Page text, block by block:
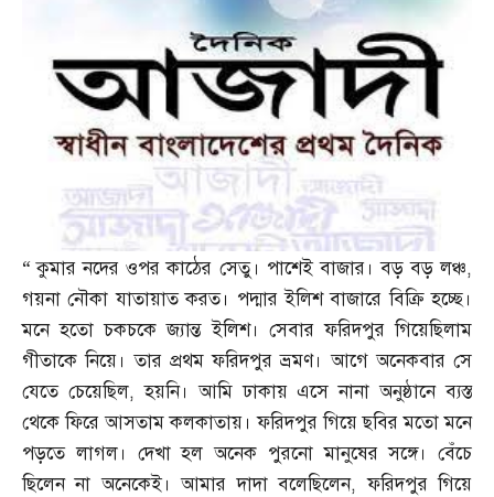
“কুমার নদের ওপর কাঠের সেতু। পাশেই বাজার। বড় বড় লঞ্চ,
গয়না নৌকা যাতায়াত করত। পদ্মার ইলিশ বাজারে বিক্রি হচ্ছে।
মনে হতো চকচকে জ্যান্ত ইলিশ। সেবার ফরিদপুর গিয়েছিলাম
গীতাকে নিয়ে। তার প্রথম ফরিদপুর ভ্রমণ। আগে অনেকবার সে
যেতে চেয়েছিল,হয়নি। আমি ঢাকায় এসে নানা অনুষ্ঠানে ব্যস্ত
থেকে ফিরে আসতাম কলকাতায়। ফরিদপুর গিয়ে ছবির মতো মনে
পড়তে লাগল। দেখা হল অনেক পুরনো মানুষের সঙ্গে। বেঁচে
ছিলেন না অনেকেই। আমার দাদা বলেছিলেন,ফরিদপুর গিয়ে